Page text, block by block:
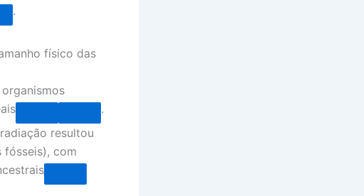
.
físico das
.
resultou
fósseis), com